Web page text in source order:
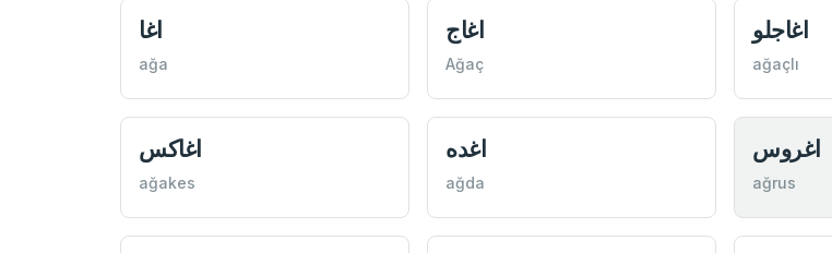
اغا
ağa
اغاج
Ağaç
اغاجلو
ağaçlı
اغاكس
ağakes
اغده
ağda
اغروس
ağrus